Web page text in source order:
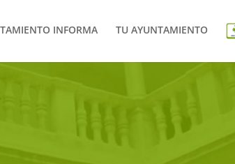
INFORMA TU AYUNTAMIENTO